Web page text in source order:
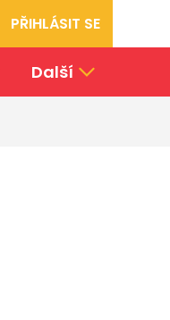
PŘIHLÁSIT SE
Další